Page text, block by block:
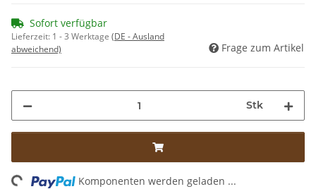
Sofort verfügbar
Lieferzeit: 1 - 3 Werktage (DE - Ausland
abweichend)
Frage zum Artikel
Stk
Komponenten werden geladen ...